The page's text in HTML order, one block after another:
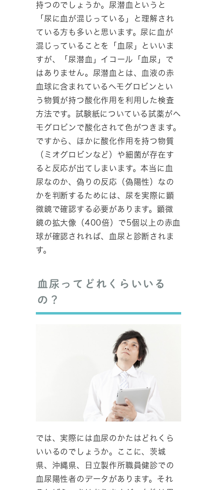
持つのでしょうか。尿潜血というと
「尿に血が混じっている」と理解され
ている方も多いと思います。尿に血が
混じっていることを「血尿」といいま
すが、「尿潜血」イコール「血尿」で
はありません。尿潜血とは、血液の赤
血球に含まれているヘモグロビンとい
う物質が持つ酸化作用を利用した検査
方法です。試験紙についている試薬がヘ
モグロビンで酸化されて色がつきます。
ですから、ほかに酸化作用を持つ物質
（ミオグロビンなど）や細菌が存在す
ると反応が出てしまいます。本当に血
尿なのか、偽りの反応（偽陽性）なの
かを判断するためには、尿を実際に顕
微鏡で確認する必要があります。顕微
鏡の拡大像（400倍）で5個以上の赤血
球が確認されれば、血尿と診断されま
す。
血尿ってどれくらいいる
の？
では、実際には血尿のかたはどれくら
いいるのでしょうか。ここに、茨城
県、沖縄県、日立製作所職員健診での
血尿陽性者のデータがあります。それ